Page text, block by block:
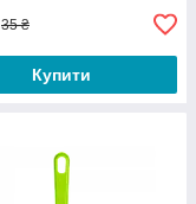
35 ₴
Купити